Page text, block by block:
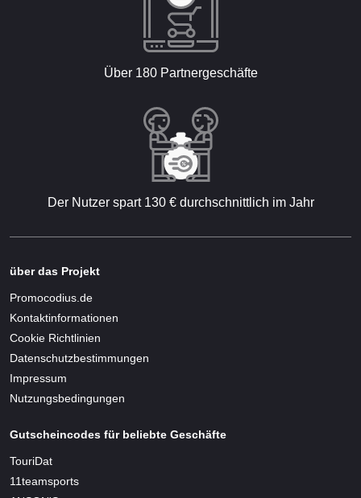
Über 180 Partnergeschäfte
Der Nutzer spart 130 € durchschnittlich im Jahr
über das Projekt
Promocodius.de
Kontaktinformationen
Cookie Richtlinien
Datenschutzbestimmungen
Impressum
Nutzungsbedingungen
Gutscheincodes für beliebte Geschäfte
TouriDat
11teamsports